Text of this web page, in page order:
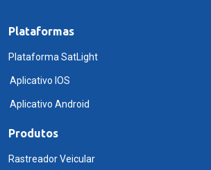
Plataformas
Plataforma SatLight
Aplicativo IOS
Aplicativo Android
Produtos
Rastreador Veicular